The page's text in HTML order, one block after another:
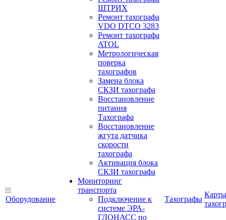
Оборудование
ШТРИХ
Ремонт тахографа
VDO DTCO 3283
Ремонт тахографа
ATOL
Метрологическая
поверка
тахографов
Замена блока
СКЗИ тахографа
Восстановление
питания
Тахографа
Восстановление
жгута датчика
скорости
тахографа
Активация блока
СКЗИ тахографа
Мониторинг
транспорта
Подключение к
системе ЭРА-
ГЛОНАСС по
Тахографы
Карты